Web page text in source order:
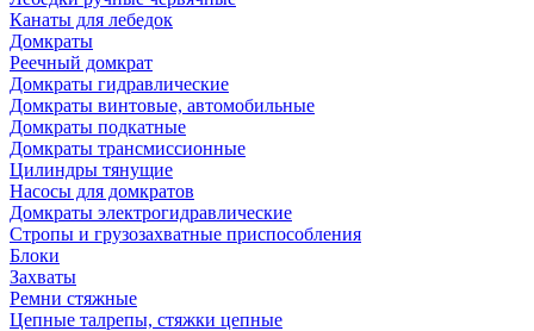
Канаты для лебедок
Домкраты
Реечный домкрат
Домкраты гидравлические
Домкраты винтовые, автомобильные
Домкраты подкатные
Домкраты трансмиссионные
Цилиндры тянущие
Насосы для домкратов
Домкраты электрогидравлические
Стропы и грузозахватные приспособления
Блоки
Захваты
Ремни стяжные
Цепные талрепы, стяжки цепные